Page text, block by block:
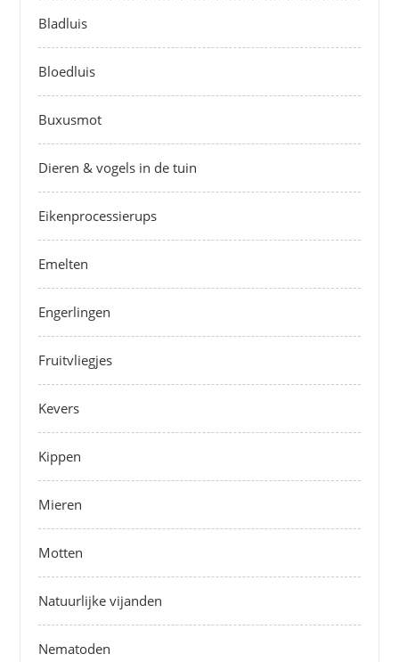
Bladluis
Bloedluis
Buxusmot
Dieren & vogels in de tuin
Eikenprocessierups
Emelten
Engerlingen
Fruitvliegjes
Kevers
Kippen
Mieren
Motten
Natuurlijke vijanden
Nematoden